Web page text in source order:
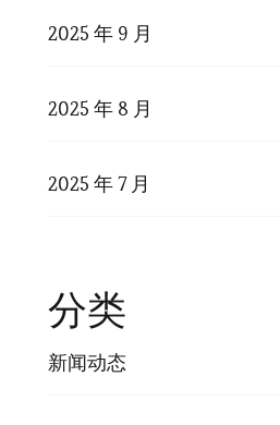
2025 年 9 月
2025 年 8 月
2025 年 7 月
分类
新闻动态